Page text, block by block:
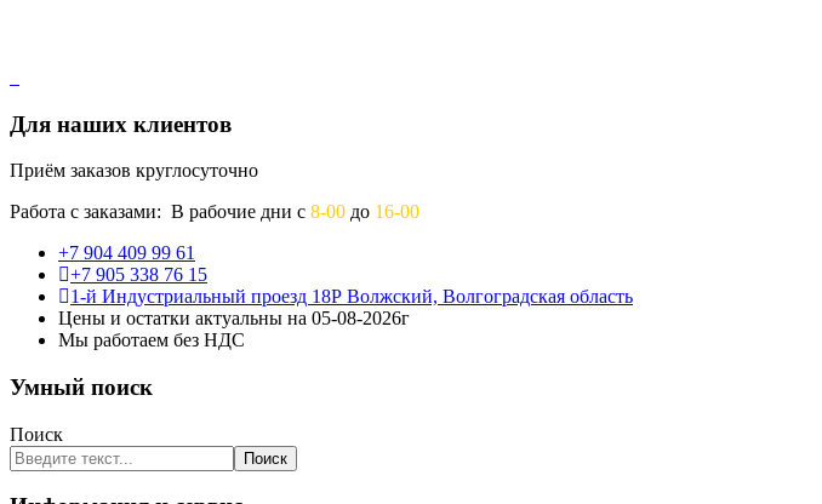
Для наших клиентов
Приём заказов круглосуточно
Работа с заказами: В рабочие дни с 8-00 до 16-00
+7 904 409 99 61
+7 905 338 76 15
1-й Индустриальный проезд 18Р Волжский, Волгоградская область
Цены и остатки актуальны на 05-08-2026г
Мы работаем без НДС
Умный поиск
Поиск
Поиск